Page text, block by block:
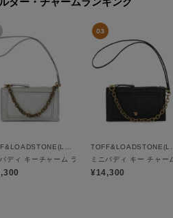
TOFF&LOADSTONE(Ladies)
ディ キーチャーム ライトシュリンクミニバディ キー チャー
¥14,300